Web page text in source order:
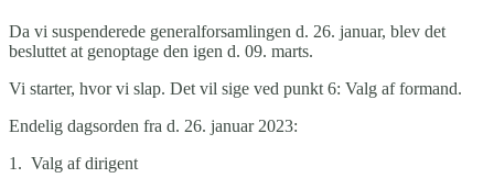
Da vi suspenderede generalforsamlingen d. 26. januar, blev det
besluttet at genoptage den igen d. 09. marts.
Vi starter, hvor vi slap. Det vil sige ved punkt 6: Valg af formand.
Endelig dagsorden fra d. 26. januar 2023:
1. Valg af dirigent